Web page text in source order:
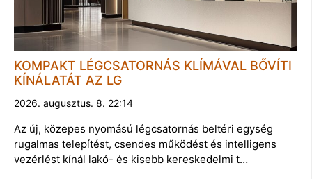
KOMPAKT LÉGCSATORNÁS KLÍMÁVAL BŐVÍTI
KÍNÁLATÁT AZ LG
2026. augusztus. 8. 22:14
Az új, közepes nyomású légcsatornás beltéri egység
rugalmas telepítést, csendes működést és intelligens
vezérlést kínál lakó- és kisebb kereskedelmi t…